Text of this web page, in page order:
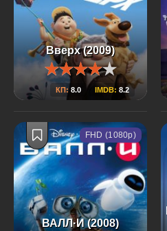
Вверх (2009)
КП:8.0 IMDB: 8.2
ВАЛЛ·И (2008)
FHD (1080p)